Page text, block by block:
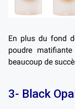
En plus du fond
poudre
beaucoup de
3- Black Opal